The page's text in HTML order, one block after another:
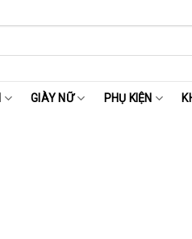
GIÀY NỮ PHỤ KIỆN